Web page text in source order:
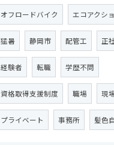
オフロードバイク エコアクシ
猛暑 静岡市 配管工 正
経験者 転職 学歴不問
資格取得支援制度 職場 現
プライベート 事務所 髪色